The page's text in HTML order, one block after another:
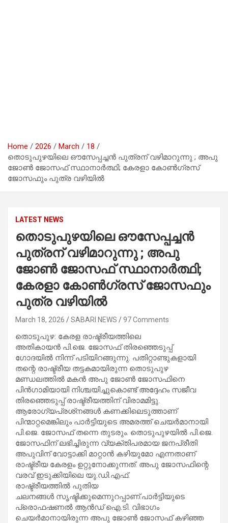
Home 2026 March
18
തൊടുപുഴയിലെ ഔസേപ്പച്ചൻ പുത്രന് വഴിമാറുന്നു ; അപു
ജോണ്‍ ജോസഫ് സ്ഥാനാര്‍ത്ഥി; കേരളാ കോണ്‍ഗ്രസ്
ജോസഫും പുത്ര വഴിയില്‍
LATEST NEWS
തൊടുപുഴയിലെ ഔസേപ്പച്ചൻ
പുത്രന് വഴിമാറുന്നു ; അപു
ജോണ്‍ ജോസഫ് സ്ഥാനാര്‍ത്ഥി;
കേരളാ കോണ്‍ഗ്രസ് ജോസഫും
പുത്ര വഴിയില്‍
March 18, 2026 SABARI NEWS 97 Comments
തൊടുപുഴ: കേരള രാഷ്ട്രീയത്തിലെ
അതികായന്‍ പി.ജെ. ജോസഫ് തിരഞ്ഞെടുപ്പ്
ഗോദയില്‍ നിന്ന് പടിയിറങ്ങുന്നു. പതിറ്റാണ്ടുകളായി
തന്റെ രാഷ്ട്രീയ തട്ടകമായിരുന്ന തൊടുപുഴ
മണ്ഡലത്തില്‍ മകന്‍ അപു ജോണ്‍ ജോസഫിനെ
പിന്‍ഗാമിയായി നിശ്ചയിച്ചുകൊണ്ട് അദ്ദേഹം സജീവ
തിരഞ്ഞെടുപ്പ് രാഷ്ട്രീയത്തിന് വിരാമമിട്ടു.
ആരോഗ്യപ്രശ്‌നങ്ങള്‍ കണക്കിലെടുത്താണ്
പിന്മാറ്റമെങ്കിലും പാര്‍ട്ടിയുടെ അമരത്ത് ചെയര്‍മാനായി
പി.ജെ. ജോസഫ് തന്നെ തുടരും. തൊടുപുഴയില്‍ പി.ജെ.
ജോസഫിന് ലഭിച്ചിരുന്ന വ്യക്തിപരമായ ജനപ്രീതി
അപുവിന് വോട്ടാക്കി മാറ്റാന്‍ കഴിയുമോ എന്നതാണ്
രാഷ്ട്രീയ കേരളം ഉറ്റുനോക്കുന്നത്. അപു ജോസഫിന്റെ
വരവ് ഇടുക്കിയിലെ യു.ഡി.എഫ്.
രാഷ്ട്രീയത്തില്‍ പുതിയ
ചലനങ്ങള്‍ സൃഷ്ടിക്കുമെന്നുറപ്പാണ്.പാര്‍ട്ടിയുടെ
പ്രൊഫഷണല്‍ ആന്‍ഡ് ഐ.ടി. വിഭാഗം
ചെയര്‍മാനായിരുന്ന അപു ജോണ്‍ ജോസഫ് കഴിഞ്ഞ